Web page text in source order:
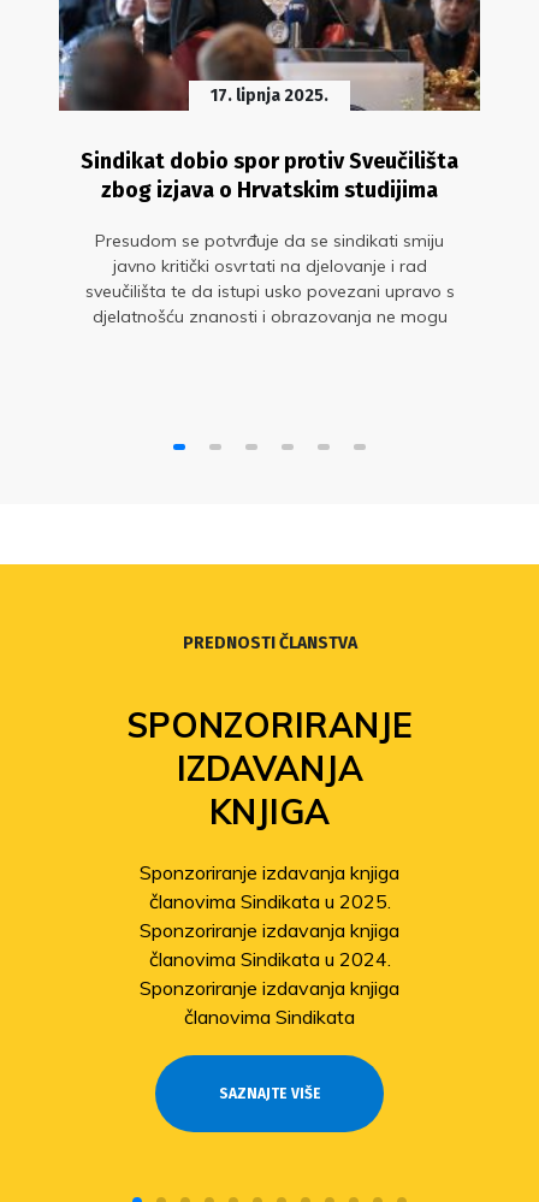
17. lipnja 2025.
Sindikat dobio spor protiv Sveučilišta
zbog izjava o Hrvatskim studijima
Presudom se potvrđuje da se sindikati smiju
javno kritički osvrtati na djelovanje i rad
sveučilišta te da istupi usko povezani upravo s
djelatnošću znanosti i obrazovanja ne mogu
PREDNOSTI ČLANSTVA
SPONZORIRANJE
IZDAVANJA
KNJIGA
Sponzoriranje izdavanja knjiga
članovima Sindikata u 2025.
Sponzoriranje izdavanja knjiga
članovima Sindikata u 2024.
Sponzoriranje izdavanja knjiga
članovima Sindikata
SAZNAJTE VIŠE